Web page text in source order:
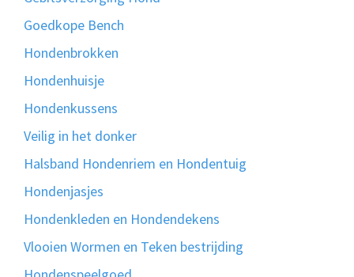
Goedkope Bench
Hondenbrokken
Hondenhuisje
Hondenkussens
Veilig in het donker
Halsband Hondenriem en Hondentuig
Hondenjasjes
Hondenkleden en Hondendekens
Vlooien Wormen en Teken bestrijding